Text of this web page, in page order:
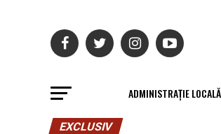
ADMINISTRAȚIE LOCALĂ
EXCLUSIV